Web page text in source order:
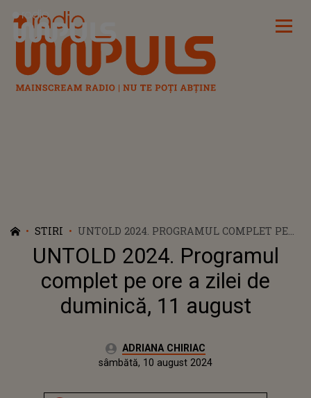
Radio Impuls
STIRI
UNTOLD 2024. PROGRAMUL COMPLET PE
ORE A ZILEI DE DUMINICĂ, 11 AUGUST
UNTOLD 2024. Programul
complet pe ore a zilei de
duminică, 11 august
Autor:ADRIANA CHIRIAC
sâmbătă, 10 august 2024Actualizat:
sâmbătă, 10 august 2024